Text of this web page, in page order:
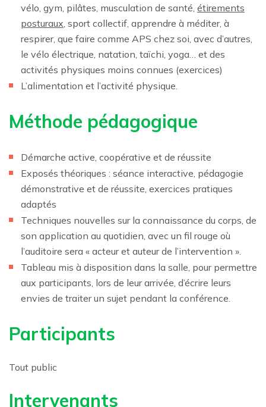
vélo, gym, pilâtes, musculation de santé, étirements
posturaux , sport collectif, apprendre à méditer, à
respirer, que faire comme APS chez soi, avec d’autres,
le vélo électrique, natation, taïchi, yoga… et des
activités physiques moins connues (exercices)
L’alimentation et l’activité physique.
Méthode pédagogique
Démarche active, coopérative et de réussite
Exposés théoriques : séance interactive, pédagogie
démonstrative et de réussite, exercices pratiques
adaptés
Techniques nouvelles sur la connaissance du corps, de
son application au quotidien, avec un fil rouge où
l’auditoire sera « acteur et auteur de l’intervention ».
Tableau mis à disposition dans la salle, pour permettre
aux participants, lors de leur arrivée, d’écrire leurs
envies de traiter un sujet pendant la conférence.
Participants
Tout public
Intervenants